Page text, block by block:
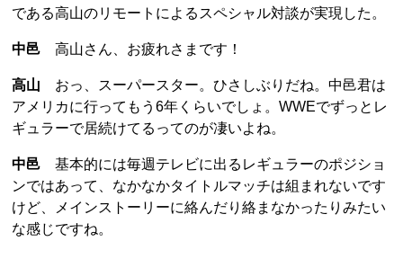
である高山のリモートによるスペシャル対談が実現した。
中邑 高山さん、お疲れさまです！
高山 おっ、スーパースター。ひさしぶりだね。中邑君は
アメリカに行ってもう6年くらいでしょ。WWEでずっとレ
ギュラーで居続けてるってのが凄いよね。
中邑 基本的には毎週テレビに出るレギュラーのポジショ
ンではあって、なかなかタイトルマッチは組まれないです
けど、メインストーリーに絡んだり絡まなかったりみたい
な感じですね。